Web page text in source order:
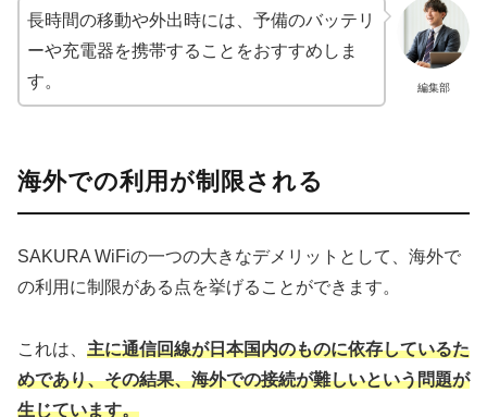
編集部
長時間の移動や外出時には、予備のバッテリ
ーや充電器を携帯することをおすすめしま
す。
海外での利用が制限される
SAKURA WiFiの一つの大きなデメリットとして、海外で
の利用に制限がある点を挙げることができます。
これは、 主に通信回線が日本国内のものに依存しているた
めであり、その結果、海外での接続が難しいという問題が
生じています。